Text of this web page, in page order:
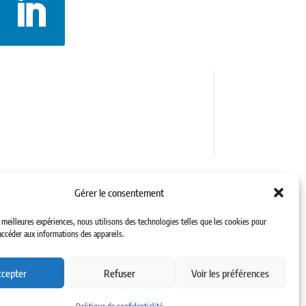
Gérer le consentement
expériences, nous utilisons des technologies telles que les cookies pour
aux informations des appareils.
Refuser Voir les préférences